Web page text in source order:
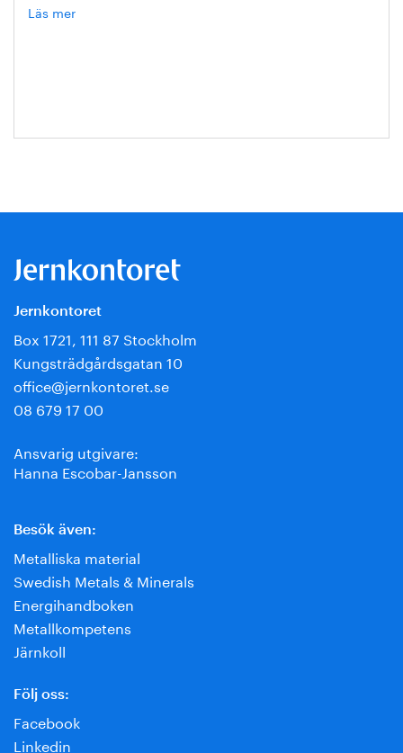
Läs mer
Jernkontoret
Box 1721, 111 87 Stockholm
Kungsträdgårdsgatan 10
office@jernkontoret.se
08 679 17 00
Ansvarig utgivare:
Hanna Escobar-Jansson
Besök även:
Metalliska material
Swedish Metals & Minerals
Energihandboken
Metallkompetens
Järnkoll
Följ oss:
Facebook
Linkedin